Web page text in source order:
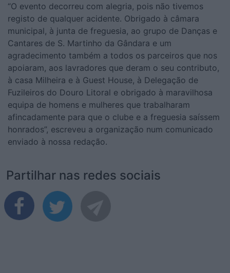
“O evento decorreu com alegria, pois não tivemos
registo de qualquer acidente. Obrigado à câmara
municipal, à junta de freguesia, ao grupo de Danças e
Cantares de S. Martinho da Gândara e um
agradecimento também a todos os parceiros que nos
apoiaram, aos lavradores que deram o seu contributo,
à casa Milheira e à Guest House, à Delegação de
Fuzileiros do Douro Litoral e obrigado à maravilhosa
equipa de homens e mulheres que trabalharam
afincadamente para que o clube e a freguesia saíssem
honrados”, escreveu a organização num comunicado
enviado à nossa redação.
Partilhar nas redes sociais